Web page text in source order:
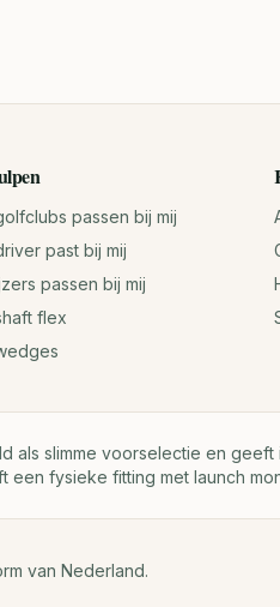
passen bij mij
past bij mij
passen bij mij
flex
als slimme voorselectie en
een fysieke fitting met launch
van Nederland.